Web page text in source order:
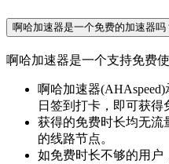
啊哈加速器是一个免费的加速器吗
啊哈加速器是一个支持免费
啊哈加速器
日签到打卡，即可获得
获得的免费时长均无流
的线路节点。
如免费时长不够的用户